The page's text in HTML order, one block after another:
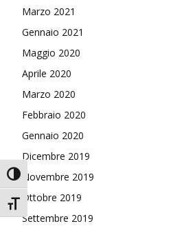
Attiva/disattiva alto contrasto
Attiva/disattiva dimensione testo
Marzo 2021
Gennaio 2021
Maggio 2020
Aprile 2020
Marzo 2020
Febbraio 2020
Gennaio 2020
Dicembre 2019
Novembre 2019
Ottobre 2019
Settembre 2019